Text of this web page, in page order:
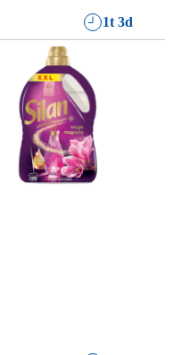
1t 3d